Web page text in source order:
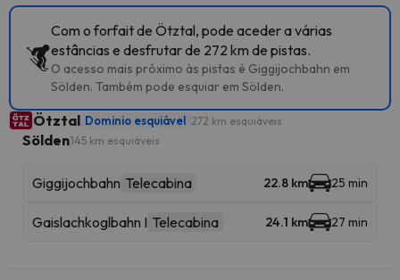
Com o forfait de Ötztal, pode aceder a várias
estâncias e desfrutar de 272 km de pistas.
O acesso mais próximo às pistas é Giggijochbahn em
Sölden. Também pode esquiar em Sölden.
Ötztal Dominio esquiável 272 km esquiáveis
Sölden145 km esquiáveis
Giggijochbahn Telecabina 22.8 km 25 min
Gaislachkoglbahn I Telecabina 24.1 km 27 min